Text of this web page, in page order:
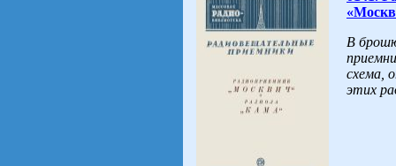
В
схема,
этих